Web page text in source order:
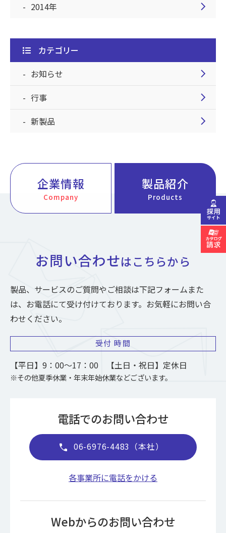
2014年 chevron_right
カテゴリー
お知らせ
chevron_right
行事 chevron_right
新製品 chevron_right
企業情報
Company
製品紹介
Products
お問い合わせはこちらから
製品、サービスのご質問やご相談は下記フォームまた
は、お電話にて受け付けております。お気軽にお問い合
わせください。
受付 時間
【平日】9：00～17：00 【土日・祝日】定休日
※その他夏季休業・年末年始休業などございます。
電話でのお問い合わせ
call 06-6976-4483（本社）
各事業所に電話をかける
Webからのお問い合わせ